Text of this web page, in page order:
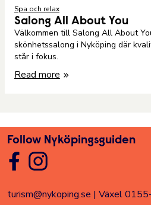
Spa och relax
Salong All About You
Välkommen till Salong All About
skönhetssalong i Nyköping där
står i fokus.
Read more
Follow Nyköpingsguiden
turism@nykoping.se | Växel